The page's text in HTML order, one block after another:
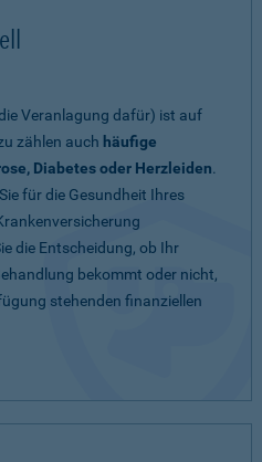
Veranlagung dafür) ist auf
zählen auch häufige
Diabetes oder Herzleiden.
für die Gesundheit Ihres
die Entscheidung, ob Ihr
bekommt oder nicht,
stehenden finanziellen